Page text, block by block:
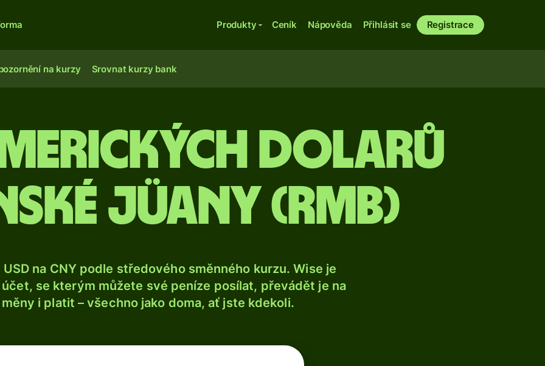
Produkty Ceník Nápověda Přihlásit se Registrace
na kurzy Srovnat kurzy bank
dolarů
jüany (rmb)
na CNY podle středového směnného kurzu. Wise je
se kterým můžete své peníze posílat, převádět je na
i platit – všechno jako doma, ať jste kdekoli.